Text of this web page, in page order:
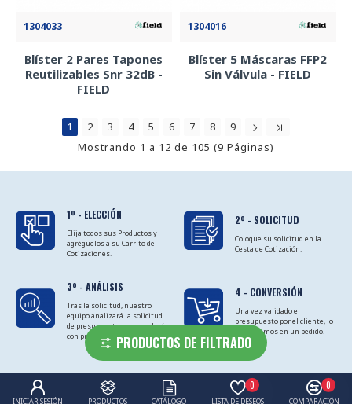
1304033
Blíster 2 Pares Tapones
Reutilizables Snr 32dB -
FIELD
1304016
Blíster 5 Máscaras FFP2
Sin Válvula - FIELD
1 2 3 4 5 6 7 8
9
Mostrando 1 a 12 de 105 (9 Páginas)
1º - ELECCIÓN
Elija todos sus Productos y
agréguelos a su Carrito de
Cotizaciones.
2º - SOLICITUD
Coloque su solicitud en la
Cesta de Cotización.
3º - ANÁLISIS
Tras la solicitud, nuestro
equipo analizará la solicitud
de presupuesto y responderá
con presupuestos.
4 - CONVERSIÓN
Una vez validado el
presupuesto por el cliente, lo
convertimos en un pedido.
INICIAR SESIÓN PRODUCTOS CATÁLOGO LISTA DE DESEOS
0
COMPARACIÓN
0
PRODUCTOS DE FILTRADO